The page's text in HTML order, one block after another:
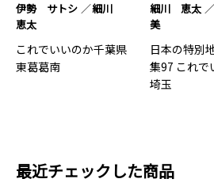
伊勢 サトシ
細川
恵太
これでいいのか千葉県
東葛葛南
細川 恵太
美
日本の特別
集97 これで
埼玉
最近チェックした商品